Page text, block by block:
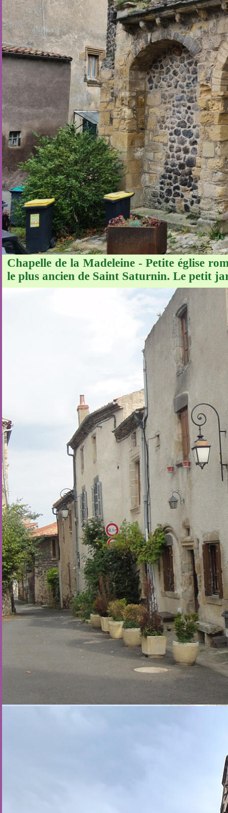
Chapelle de la Madeleine - Petite église
le plus ancien de Saint Saturnin. Le petit